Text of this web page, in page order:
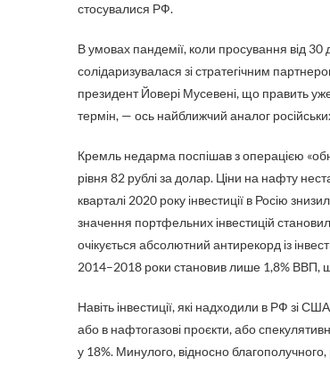
стосувалися РФ.
В умовах пандемії, коли просування від 30
солідаризувалася зі стратегічним
президент Йовері Мусевені, що править
термін, — ось найближчий аналог
Кремль недарма поспішав з операцією
рівня 82 рублі за долар. Ціни на нафту
кварталі 2020 року інвестиції в Росію
значення портфельних інвестицій
очікується абсолютний антирекорд із
2014–2018 роки становив лише 1,8% ВВП,
Навіть інвестиції, які надходили в РФ зі
або в нафтогазові проєкти, або
у 18%. Минулого, відносно